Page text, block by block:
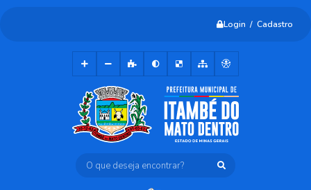
Login / Cadastro
O que deseja encontrar?